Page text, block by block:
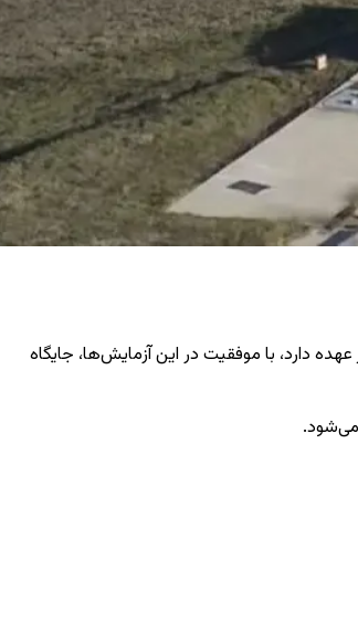
دارد، با موفقیت در این آزمایش‌ها، جایگاه
می‌شود.